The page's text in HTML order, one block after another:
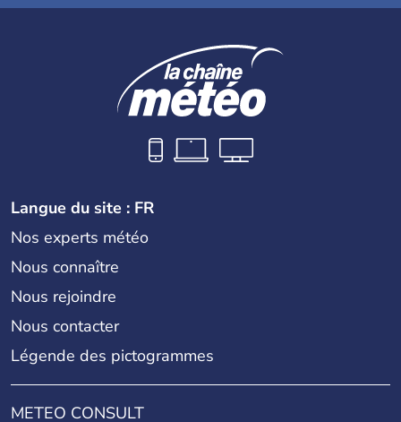
Somerset House
Tour de Londres
Tower Bridge
Langue du site : FR
Nos experts météo
Nous connaître
Nous rejoindre
Nous contacter
Légende des pictogrammes
METEO CONSULT